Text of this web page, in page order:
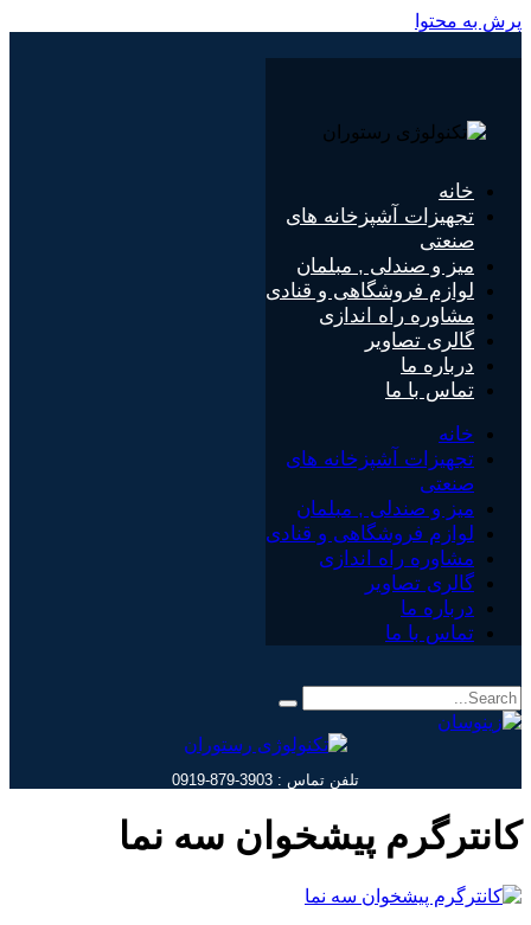
پرش به محتوا
خانه
تجهیزات آشپزخانه های
صنعتی
میز و صندلی , مبلمان
لوازم فروشگاهی و قنادی
مشاوره راه اندازی
گالری تصاویر
درباره ما
تماس با ما
خانه
تجهیزات آشپزخانه های
صنعتی
میز و صندلی , مبلمان
لوازم فروشگاهی و قنادی
مشاوره راه اندازی
گالری تصاویر
درباره ما
تماس با ما
تلفن تماس : 3903-879-0919
کانترگرم پيشخوان سه نما